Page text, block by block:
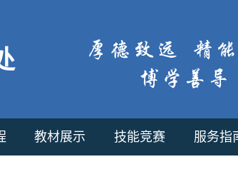
教材展示 技能竞赛 服务指